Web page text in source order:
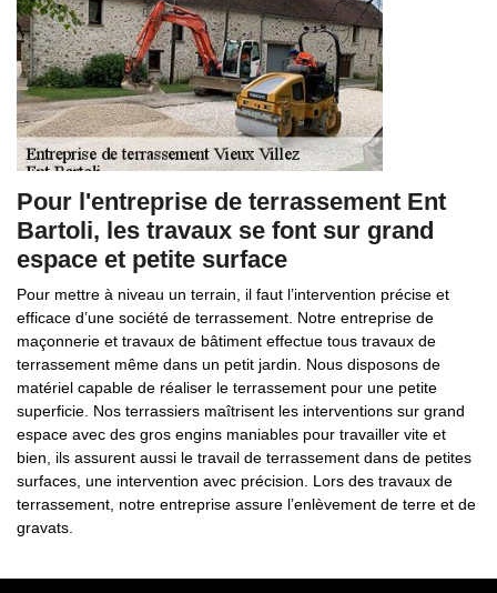
Pour l'entreprise de terrassement Ent
Bartoli, les travaux se font sur grand
espace et petite surface
Pour mettre à niveau un terrain, il faut l’intervention précise et
efficace d’une société de terrassement. Notre entreprise de
maçonnerie et travaux de bâtiment effectue tous travaux de
terrassement même dans un petit jardin. Nous disposons de
matériel capable de réaliser le terrassement pour une petite
superficie. Nos terrassiers maîtrisent les interventions sur grand
espace avec des gros engins maniables pour travailler vite et
bien, ils assurent aussi le travail de terrassement dans de petites
surfaces, une intervention avec précision. Lors des travaux de
terrassement, notre entreprise assure l’enlèvement de terre et de
gravats.